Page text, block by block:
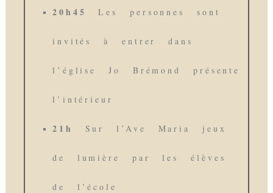
20h45Les personnes sont
invités à entrer dans
l’église Jo Brémond présente
l’intérieur
21h Sur l’Ave Maria jeux
de lumière par les élèves
de l’école